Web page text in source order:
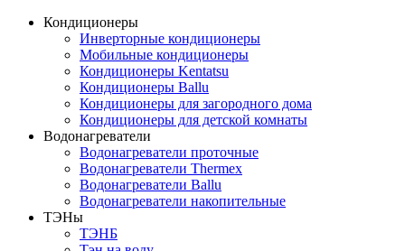
Кондиционеры
Инверторные кондиционеры
Мобильные кондиционеры
Кондиционеры Kentatsu
Кондиционеры Ballu
Кондиционеры для загородного дома
Кондиционеры для детской комнаты
Водонагреватели
Водонагреватели проточные
Водонагреватели Thermex
Водонагреватели Ballu
Водонагреватели накопительные
ТЭНы
ТЭНБ